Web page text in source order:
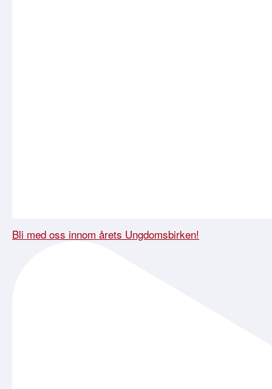
Bli med oss innom årets Ungdomsbirken!